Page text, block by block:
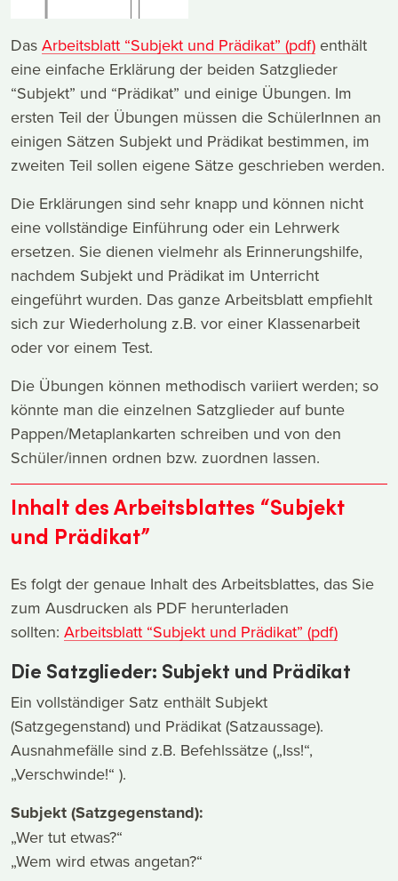
Das Arbeitsblatt “Subjekt und Prädikat” (pdf) enthält
eine einfache Erklärung der beiden Satzglieder
“Subjekt” und “Prädikat” und einige Übungen. Im
ersten Teil der Übungen müssen die SchülerInnen an
einigen Sätzen Subjekt und Prädikat bestimmen, im
zweiten Teil sollen eigene Sätze geschrieben werden.
Die Erklärungen sind sehr knapp und können nicht
eine vollständige Einführung oder ein Lehrwerk
ersetzen. Sie dienen vielmehr als Erinnerungshilfe,
nachdem Subjekt und Prädikat im Unterricht
eingeführt wurden. Das ganze Arbeitsblatt empfiehlt
sich zur Wiederholung z.B. vor einer Klassenarbeit
oder vor einem Test.
Die Übungen können methodisch variiert werden; so
könnte man die einzelnen Satzglieder auf bunte
Pappen/Metaplankarten schreiben und von den
Schüler/innen ordnen bzw. zuordnen lassen.
Inhalt des Arbeitsblattes “Subjekt
und Prädikat”
Es folgt der genaue Inhalt des Arbeitsblattes, das Sie
zum Ausdrucken als PDF herunterladen
sollten: Arbeitsblatt “Subjekt und Prädikat” (pdf)
Die Satzglieder: Subjekt und Prädikat
Ein vollständiger Satz enthält Subjekt
(Satzgegenstand) und Prädikat (Satzaussage).
Ausnahmefälle sind z.B. Befehlssätze („Iss!“,
„Verschwinde!“ ).
Subjekt (Satzgegenstand):
„Wer tut etwas?“
„Wem wird etwas angetan?“